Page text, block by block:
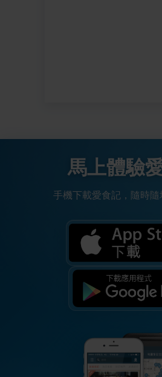
馬上體驗
手機下載愛食記，隨時隨